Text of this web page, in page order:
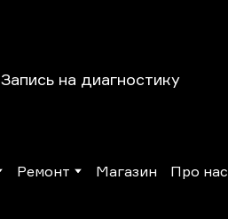
Запись на диагностику
Ремонт Магазин Про нас